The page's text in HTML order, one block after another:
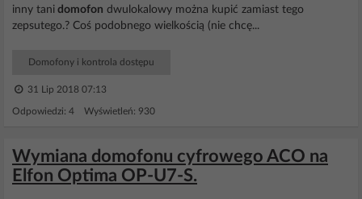
inny tani domofon dwulokalowy można kupić zamiast tego
zepsutego.? Coś podobnego wielkością (nie chcę...
Domofony i kontrola dostępu
31 Lip 2018 07:13
Odpowiedzi: 4 Wyświetleń: 930
Wymiana domofonu cyfrowego ACO na
Elfon Optima OP-U7-S.